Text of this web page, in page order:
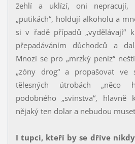
žehlí a uklízí, oni nepracují,
„putikách“, holdují alkoholu a
si v řadě případů „vydělávají“
přepadáváním důchodců a
Mnozí se pro „mrzký peníz“
„zóny drog“ a propašovat ve
tělesných útrobách „něco
podobného „svinstva“,
nějaký ten dolar a nebudou
I tupci, kteří by se dříve